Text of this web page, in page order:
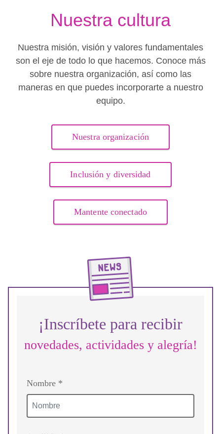
Nuestra cultura
Nuestra misión, visión y valores fundamentales
son el eje de todo lo que hacemos. Conoce más
sobre nuestra organización, así como las
maneras en que puedes incorporarte a nuestro
equipo.
Nuestra organización
Inclusión y diversidad
Mantente conectado
¡Inscríbete para recibir
novedades, actividades y alegría!
Nombre *